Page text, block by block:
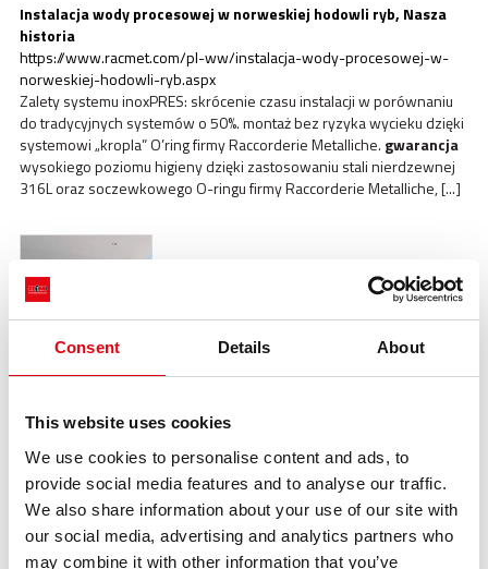
Consent Details About
This website uses cookies
We use cookies to personalise content and ads, to
provide social media features and to analyse our traffic.
We also share information about your use of our site with
our social media, advertising and analytics partners who
may combine it with other information that you’ve
Instalacja wody procesowej w norweskiej hodowli ryb, Nasza
historia
https://www.racmet.com/pl-ww/instalacja-wody-procesowej-w-
norweskiej-hodowli-ryb.aspx
Zalety systemu inoxPRES: skrócenie czasu instalacji w porównaniu
do tradycyjnych systemów o 50%. montaż bez ryzyka wycieku dzięki
systemowi „kropla” O’ring firmy Raccorderie Metalliche. gwarancja
wysokiego poziomu higieny dzięki zastosowaniu stali nierdzewnej
316L oraz soczewkowego O-ringu firmy Raccorderie Metalliche, [...]
biznesowym w Mediolanie, Nasza historia
wtlaczanego-w-waznym-hotelu-biznesowym-w-mediolanie.aspx
Zaletami rozwiązania zaproponowanego przez Raccorderie
Metalliche były:gwarancjahigieny i poszanowania naturalnej
jakości wody dzięki systemom ze stali nierdzewnej. przestrzeganie
zasad higieny obowiązujących dla wody pitnej. skrócony czas